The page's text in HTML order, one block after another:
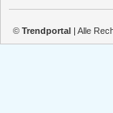
© Trendportal | Alle